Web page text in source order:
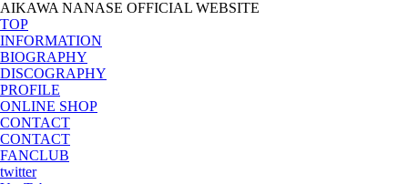
AIKAWA NANASE OFFICIAL WEBSITE
TOP
INFORMATION
BIOGRAPHY
DISCOGRAPHY
PROFILE
ONLINE SHOP
CONTACT
CONTACT
FANCLUB
twitter